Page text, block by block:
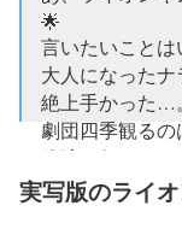
🌟
言いたいことは
大人になった
絶上手かった…
劇団四季観る
公演が何かあ
— 萃香@予定な
実写版のライ